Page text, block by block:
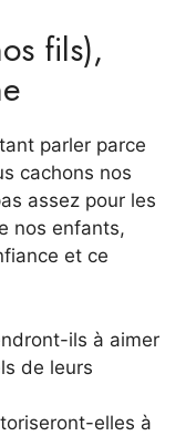
fils),
parler parce
cachons nos
assez pour les
nos enfants,
et ce
ils à aimer
de leurs
elles à